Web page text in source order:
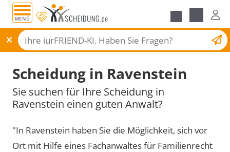
MENÜ
Scheidungsantrag
Scheidung in Ravenstein
Sie suchen für Ihre Scheidung in
Ravenstein einen guten Anwalt?
"In Ravenstein haben Sie die Möglichkeit, sich vor
Ort mit Hilfe eines Fachanwaltes für Familienrecht